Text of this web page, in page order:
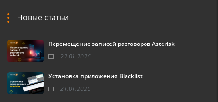
Новые статьи
Перемещение записей разговоров Asterisk
22.01.2026
Установка приложения Blacklist
21.01.2026